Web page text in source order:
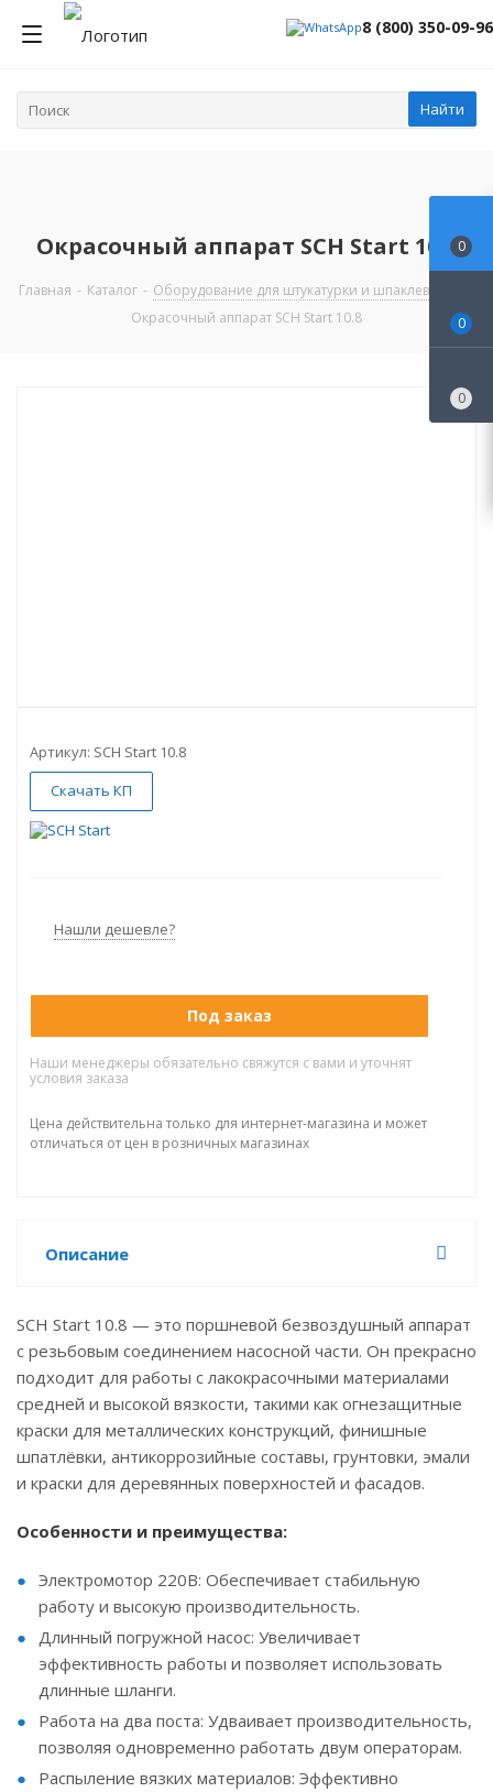
8 (800) 350-09-96
Найти
Окрасочный аппарат SCH Start 10.8
Главная - Каталог - Оборудование для штукатурки и шпаклевки
Окрасочный аппарат SCH Start 10.8
Артикул: SCH Start 10.8
Скачать КП
Нашли дешевле?
Под заказ
Наши менеджеры обязательно свяжутся с вами и уточнят
условия заказа
Цена действительна только для интернет-магазина и может
отличаться от цен в розничных магазинах
Описание
SCH Start 10.8 — это поршневой безвоздушный аппарат
с резьбовым соединением насосной части. Он прекрасно
подходит для работы с лакокрасочными материалами
средней и высокой вязкости, такими как огнезащитные
краски для металлических конструкций, финишные
шпатлёвки, антикоррозийные составы, грунтовки, эмали
и краски для деревянных поверхностей и фасадов.
Особенности и преимущества:
Электромотор 220В: Обеспечивает стабильную
работу и высокую производительность.
Длинный погружной насос: Увеличивает
эффективность работы и позволяет использовать
длинные шланги.
Работа на два поста: Удваивает производительность,
позволяя одновременно работать двум операторам.
Распыление вязких материалов: Эффективно
0
0
0